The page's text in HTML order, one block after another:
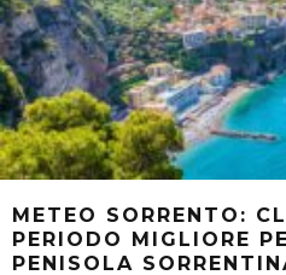
METEO SORRENTO:
PERIODO MIGLIORE
PENISOLA